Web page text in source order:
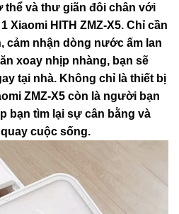
thể và thư giãn đôi chân với
Xiaomi HITH ZMZ-X5. Chỉ cần
cảm nhận dòng nước ấm lan
xoay nhịp nhàng, bạn sẽ
tại nhà. Không chỉ là thiết bị
ZMZ-X5 còn là người bạn
bạn tìm lại sự cân bằng và
cuộc sống.